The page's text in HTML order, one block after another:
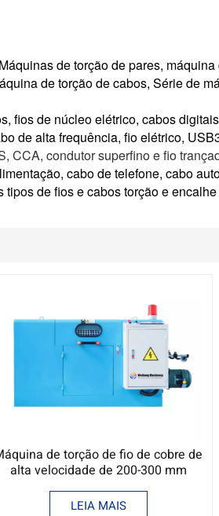
Máquinas de torção de pares,
de torção de cabos, Série de
fios de núcleo elétrico, cabos
de alta frequência, fio elétrico,
CCA, condutor superfino e fio
cabo de telefone, cabo
tipos de fios e cabostorção e encalhe
de torção de fio de cobre de
alta velocidade de 200-300 mm
LEIA MAIS